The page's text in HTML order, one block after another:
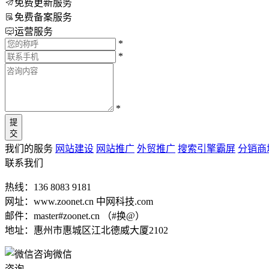
免费更新服务
免费备案服务
运营服务
*
*
*
提
交
我们的服务 网站建设 网站推广 外贸推广 搜索引擎霸屏 分销商
联系我们
热线：136 8083 9181
网址：www.zoonet.cn 中网科技.com
邮件：master#zoonet.cn （#换@）
地址：惠州市惠城区江北德威大厦2102
微信